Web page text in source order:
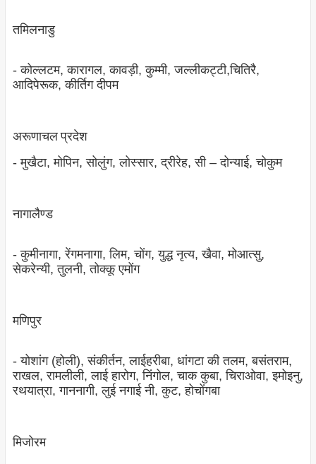
तमिलनाडु
- कोल्‍लटम, कारागल, कावड़ी, कुम्‍मी, जल्‍लीकट्टी,चितिरै,
आदिपेरूक, कीर्तिग दीपम
अरूणाचल प्रदेश
- मुखैटा, मोपिन, सोलुंग, लोस्‍सार, द्रीरेह, सी – दोन्‍याई, चोकुम
नागालैण्‍ड
- कुमीनागा, रेंगमनागा, लिम, चोंग, युद्ध नृत्‍य, खैवा, मोआत्‍सु,
सेकरेन्‍यी, तुलनी, तोक्‍कू एमोंग
मणिपुर
- योशांग (होली), संकीर्तन, लाईहरीबा, धांगटा की तलम, बसंतराम,
राखल, रामलीली, लाई हारोग, निंगोल, चाक कुबा, चिराओवा, इमोइनु,
रथयात्रा, गाननागी, लुई नगाई नी, कुट, होचोंगबा
मिजोरम